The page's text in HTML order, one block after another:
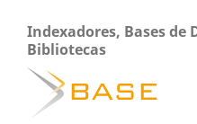
Indexadores, Bases de
Bibliotecas